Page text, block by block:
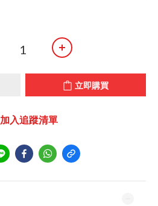
立即購買
加入追蹤清單